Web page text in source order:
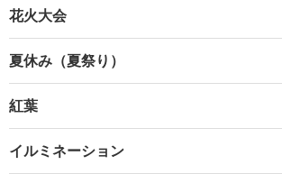
花火大会
夏休み（夏祭り）
紅葉
イルミネーション